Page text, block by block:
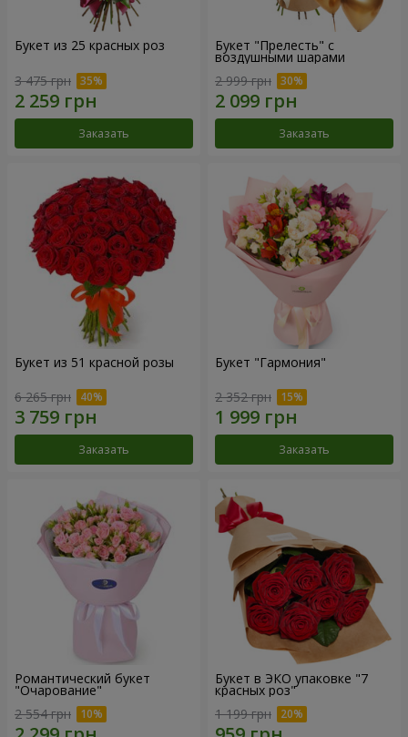
Букет из 25 красных роз
3 475 грн
Заказать
Букет "Прелесть" с
воздушными шарами
2 999 грн
Заказать
Букет из 51 красной розы
6 265 грн
Заказать
Букет "Гармония"
2 352 грн
Заказать
Романтический букет
"Очарование"
2 554 грн
Букет в ЭКО упаковке "7
красных роз"
1 199 грн